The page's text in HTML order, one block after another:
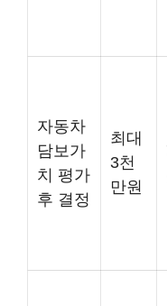
자동차
담보가
치 평가
후 결정
최대
3천
만원